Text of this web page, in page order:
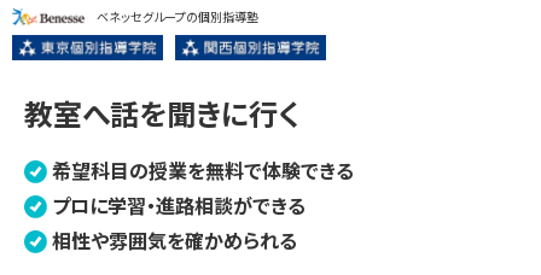
ベネッセグループの個別指導塾
教室へ話を聞きに行く
希望科目の授業を無料で体験できる
プロに学習・進路相談ができる
相性や雰囲気を確かめられる